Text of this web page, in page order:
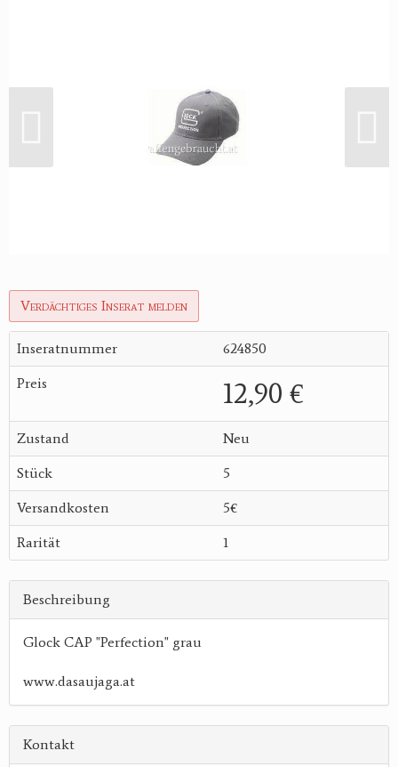
Verdächtiges Inserat melden
Inseratnummer 624850
Preis 12,90 €
Zustand Neu
Stück 5
Versandkosten 5€
Rarität 1
Beschreibung
Glock CAP "Perfection" grau
www.dasaujaga.at
Kontakt